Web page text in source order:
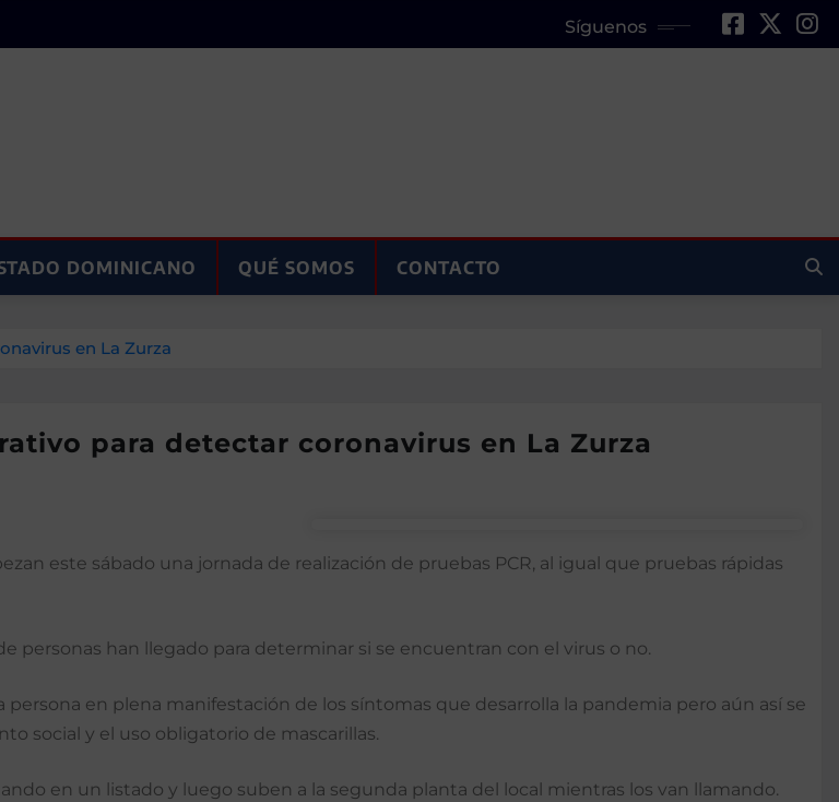
Síguenos
DOMINICANO QUÉ SOMOS CONTACTO
en La Zurza
para detectar coronavirus en La Zurza
este sábado una jornada de realización de pruebas PCR, al igual que pruebas rápidas
personas han llegado para determinar si se encuentran con el virus o no.
en plena manifestación de los síntomas que desarrolla la pandemia pero aún así se
social y el uso obligatorio de mascarillas.
en un listado y luego suben a la segunda planta del local mientras los van llamando.